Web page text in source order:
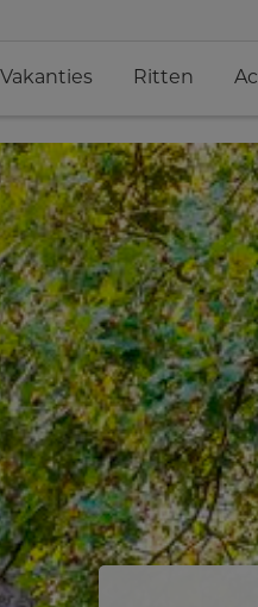
Vakanties Ritten